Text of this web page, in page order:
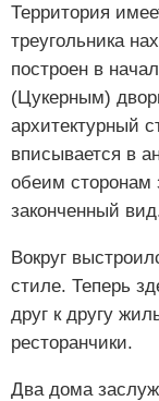
Территория
треугольника
построен в
(Цукерным)
архитектурный
вписывается в
обеим
законченный
Вокруг
стиле. Теперь
друг к другу
ресторанчики.
Два дома